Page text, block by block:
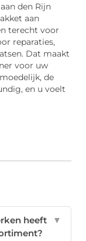
den Rijn
aan
terecht voor
reparaties,
Dat maakt
voor uw
de
en u voelt
heeft
▼